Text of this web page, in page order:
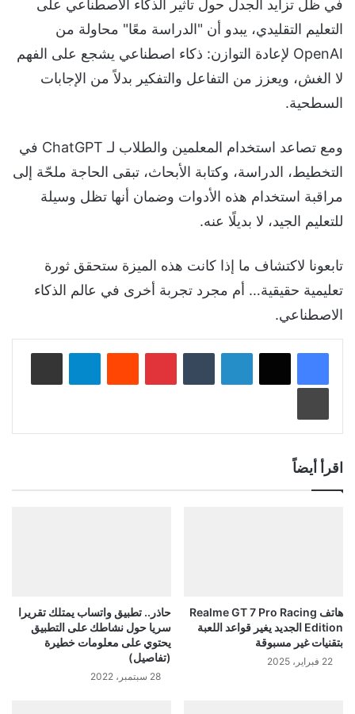
في ظل تزايد الجدل حول تأثير الذكاء الاصطناعي على
التعليم التقليدي، يبدو أن "الدراسة معًا" محاولة من
OpenAI لإعادة التوازن: ذكاء اصطناعي يشجع على الفهم
لا الغش، ويعزز من التفاعل والتفكير بدلاً من الإجابات
السطحية.
ومع تصاعد استخدام المعلمين والطلاب لـ ChatGPT في
التخطيط، الدراسة، وكتابة الأبحاث، تبقى الحاجة ملحّة إلى
مراقبة استخدام هذه الأدوات وضمان أنها تظل وسيلة
للتعليم الجيد، لا بديلًا عنه.
تابعونا لاكتشاف ما إذا كانت هذه الميزة ستحقق ثورة
تعليمية حقيقية… أم مجرد تجربة أخرى في عالم الذكاء
الاصطناعي.
لينكدإن بينتيريست
اقرأ أيضاً
هاتف Realme GT 7 Pro Racing
Edition الجديد يغير قواعد اللعبة
بتقنيات غير مسبوقة
22 فبراير، 2025
حاذر.. تطبيق واتساب يمتلك تقريرا
سريا حول نشاطك على التطبيق
يحتوي على معلومات خطيرة
(تفاصيل)
28 سبتمبر، 2022